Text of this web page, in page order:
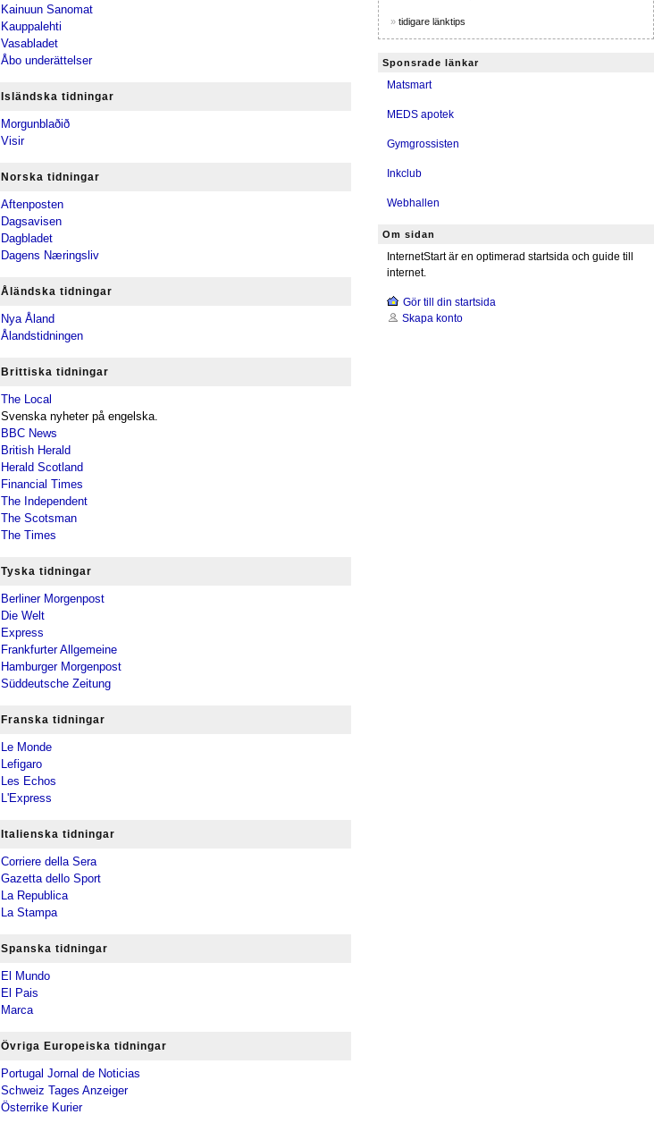
Kainuun Sanomat
Kauppalehti
Vasabladet
Åbo underättelser
Isländska tidningar
Morgunblaðið
Visir
Norska tidningar
Aftenposten
Dagsavisen
Dagbladet
Dagens Næringsliv
Åländska tidningar
Nya Åland
Ålandstidningen
Brittiska tidningar
The Local
Svenska nyheter på engelska.
BBC News
British Herald
Herald Scotland
Financial Times
The Independent
The Scotsman
The Times
Tyska tidningar
Berliner Morgenpost
Die Welt
Express
Frankfurter Allgemeine
Hamburger Morgenpost
Süddeutsche Zeitung
Franska tidningar
Le Monde
Lefigaro
Les Echos
L'Express
Italienska tidningar
Corriere della Sera
Gazetta dello Sport
La Republica
La Stampa
Spanska tidningar
El Mundo
El Pais
Marca
Övriga Europeiska tidningar
Portugal Jornal de Noticias
Schweiz Tages Anzeiger
Österrike Kurier
» tidigare länktips
Sponsrade länkar
Matsmart
MEDS apotek
Gymgrossisten
Inkclub
Webhallen
Om sidan
InternetStart är en optimerad startsida och guide till
internet.
Gör till din startsida
Skapa konto